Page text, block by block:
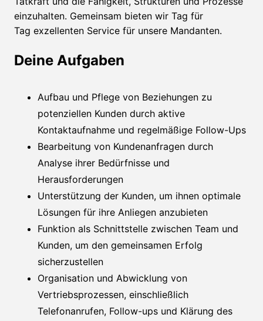
einzuhalten. Gemeinsam bieten wir Tag für
Tag exzellenten Service für unsere Mandanten.
Deine Aufgaben
Aufbau und Pflege von Beziehungen zu
potenziellen Kunden durch aktive
Kontaktaufnahme und regelmäßige Follow-Ups
Bearbeitung von Kundenanfragen durch
Analyse ihrer Bedürfnisse und
Herausforderungen
Unterstützung der Kunden, um ihnen optimale
Lösungen für ihre Anliegen anzubieten
Funktion als Schnittstelle zwischen Team und
Kunden, um den gemeinsamen Erfolg
sicherzustellen
Organisation und Abwicklung von
Vertriebsprozessen, einschließlich
Telefonanrufen, Follow-ups und Klärung des